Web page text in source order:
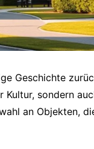
Geschichte
sondern
an Objekten,